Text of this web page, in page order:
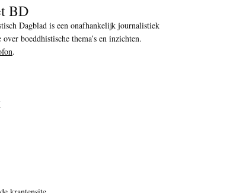
BD
Dagblad is een onafhankelijk journalistiek
over boeddhistische thema’s en inzichten.
.